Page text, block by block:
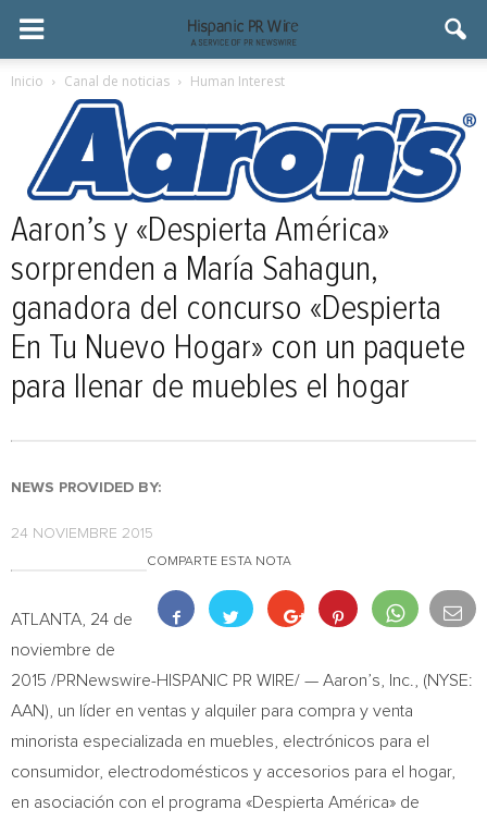
Inicio Canal de noticias Human Interest
Aaron’s y «Despierta América»
sorprenden a María Sahagun,
ganadora del concurso «Despierta
En Tu Nuevo Hogar» con un paquete
para llenar de muebles el hogar
NEWS PROVIDED BY:
24 NOVIEMBRE 2015
COMPARTE ESTA NOTA
ATLANTA , 24 de
noviembre de
2015 /PRNewswire-HISPANIC PR WIRE/ — Aaron’s, Inc., (NYSE:
AAN), un líder en ventas y alquiler para compra y venta
minorista especializada en muebles, electrónicos para el
consumidor, electrodomésticos y accesorios para el hogar,
en asociación con el programa «Despierta América» de